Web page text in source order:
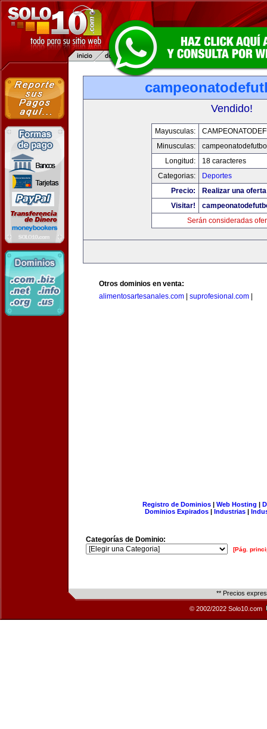
Vendido!
Mayusculas:
Minusculas:
Longitud:
18 caracteres
Categorias:
Deportes
Precio:
Realizar una
Visitar!
Serán consideradas
Otros dominios en venta:
alimentosartesanales.com
suprofesional.com
Registro de Dominios| Web Hosting |
Dominios Expirados | Industrias |
Categorías de Dominio:
[Pág.
** Precios
© 2002/2022 Solo10.com